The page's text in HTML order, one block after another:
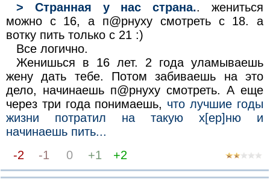
> Странная у нас страна.. жениться
можно с 16, а п@рнуху смотреть с 18. а
вотку пить только с 21 :)
Все логично.
Женишься в 16 лет. 2 года уламываешь
жену дать тебе. Потом забиваешь на это
дело, начинаешь п@рнуху смотреть. А еще
через три года понимаешь, что лучшие годы
жизни потратил на такую х[ер]ню и
начинаешь пить...
-2
-1 0 +1 +2